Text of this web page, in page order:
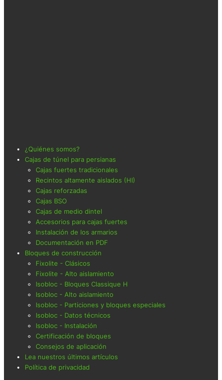
¿Quiénes somos?
Cajas de túnel para persianas
Cajas fuertes tradicionales
Recintos altamente aislados (HI)
Cajas reforzadas
Cajas BSO
Cajas de medio dintel
Accesorios para cajas fuertes
Instalación de los armarios
Documentación en PDF
Bloques de construcción
Fixolite - Clásicos
Fixolite - Alto aislamiento
Isobloc - Bloques Classique H
Isobloc - Alto aislamiento
Isobloc - Particiones y bloques especiales
Isobloc - Datos técnicos
Isobloc - Instalación
Certificación de bloques
Consejos de aplicación
Lea nuestros últimos artículos
Política de privacidad